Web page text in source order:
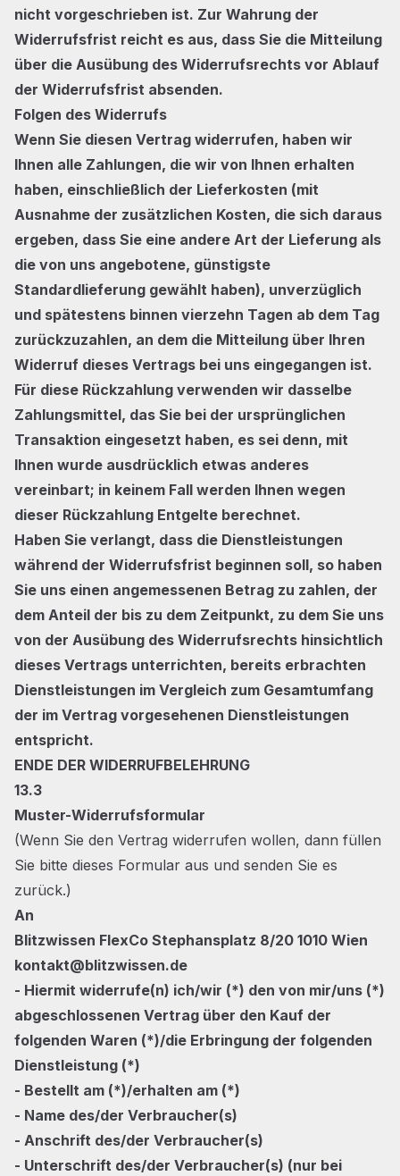
nicht vorgeschrieben ist. Zur Wahrung der
Widerrufsfrist reicht es aus, dass Sie die Mitteilung
über die Ausübung des Widerrufsrechts vor Ablauf
der Widerrufsfrist absenden.
Folgen des Widerrufs
Wenn Sie diesen Vertrag widerrufen, haben wir
Ihnen alle Zahlungen, die wir von Ihnen erhalten
haben, einschließlich der Lieferkosten (mit
Ausnahme der zusätzlichen Kosten, die sich daraus
ergeben, dass Sie eine andere Art der Lieferung als
die von uns angebotene, günstigste
Standardlieferung gewählt haben), unverzüglich
und spätestens binnen vierzehn Tagen ab dem Tag
zurückzuzahlen, an dem die Mitteilung über Ihren
Widerruf dieses Vertrags bei uns eingegangen ist.
Für diese Rückzahlung verwenden wir dasselbe
Zahlungsmittel, das Sie bei der ursprünglichen
Transaktion eingesetzt haben, es sei denn, mit
Ihnen wurde ausdrücklich etwas anderes
vereinbart; in keinem Fall werden Ihnen wegen
dieser Rückzahlung Entgelte berechnet.
Haben Sie verlangt, dass die Dienstleistungen
während der Widerrufsfrist beginnen soll, so haben
Sie uns einen angemessenen Betrag zu zahlen, der
dem Anteil der bis zu dem Zeitpunkt, zu dem Sie uns
von der Ausübung des Widerrufsrechts hinsichtlich
dieses Vertrags unterrichten, bereits erbrachten
Dienstleistungen im Vergleich zum Gesamtumfang
der im Vertrag vorgesehenen Dienstleistungen
entspricht.
ENDE DER WIDERRUFBELEHRUNG
13.3
Muster-Widerrufsformular
(Wenn Sie den Vertrag widerrufen wollen, dann füllen
Sie bitte dieses Formular aus und senden Sie es
zurück.)
An
Blitzwissen FlexCo Stephansplatz 8/20 1010 Wien
kontakt@blitzwissen.de
- Hiermit widerrufe(n) ich/wir (*) den von mir/uns (*)
abgeschlossenen Vertrag über den Kauf der
folgenden Waren (*)/die Erbringung der folgenden
Dienstleistung (*)
- Bestellt am (*)/erhalten am (*)
- Name des/der Verbraucher(s)
- Anschrift des/der Verbraucher(s)
- Unterschrift des/der Verbraucher(s) (nur bei